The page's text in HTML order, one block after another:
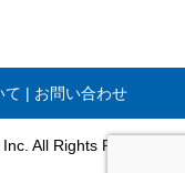
て お問い合わせ
All Rights Reserved.